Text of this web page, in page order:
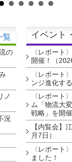
覧
の
ノ
況
イベント
〈レポート
開催！（
〈レポート
ンジ進化す
〈レポート
ム「物流大
戦略」を開
【内覧会】
月7日）
〈レポート
ました！